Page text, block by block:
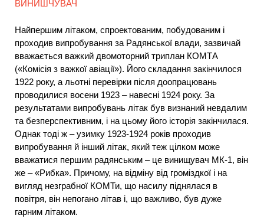
ВИНИШЧУВАЧ
Найпершим літаком, спроектованим, побудованим і
проходив випробування за Радянської влади, зазвичай
вважається важкий двомоторний триплан КОМТА
(«Комісія з важкої авіації»). Його складання закінчилося
1922 року, а льотні перевірки після доопрацювань
проводилися восени 1923 – навесні 1924 року. За
результатами випробувань літак був визнаний невдалим
та безперспективним, і на цьому його історія закінчилася.
Однак тоді ж – узимку 1923-1924 років проходив
випробування й інший літак, який теж цілком може
вважатися першим радянським – це винищувач МК-1, він
же – «Рибка». Причому, на відміну від громіздкої і на
вигляд незграбної КОМТи, що насилу піднялася в
повітря, він непогано літав і, що важливо, був дуже
гарним літаком.